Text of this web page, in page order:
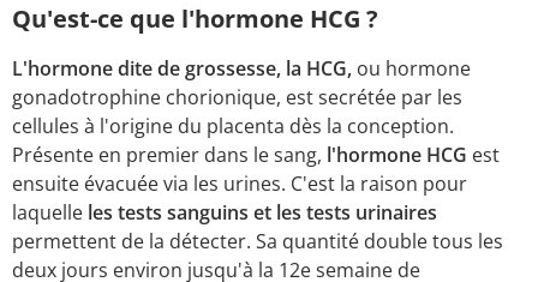
Qu'est-ce que l'hormone HCG ?
L'hormone dite de grossesse, la HCG, ou hormone
gonadotrophine chorionique, est secrétée par les
cellules à l'origine du placenta dès la conception.
Présente en premier dans le sang, l'hormone HCG est
ensuite évacuée via les urines. C'est la raison pour
laquelle les tests sanguins et les tests urinaires
permettent de la détecter. Sa quantité double tous les
deux jours environ jusqu'à la 12e semaine de